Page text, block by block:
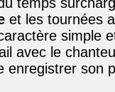
et les tournées
simple
avec le
enregistrer son